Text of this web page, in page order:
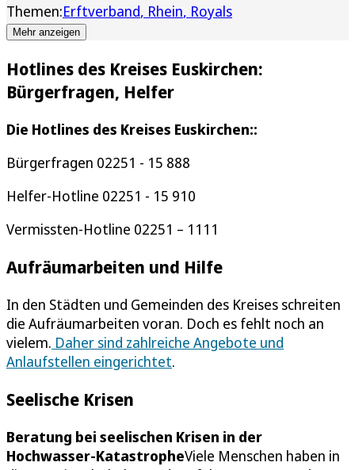
Themen:Erftverband Rhein Royals
Mehr anzeigen
Hotlines des Kreises Euskirchen:
Bürgerfragen, Helfer
Die Hotlines des Kreises Euskirchen::
Bürgerfragen 02251 - 15 888
Helfer-Hotline 02251 - 15 910
Vermissten-Hotline 02251 – 1111
Aufräumarbeiten und Hilfe
In den Städten und Gemeinden des Kreises schreiten
die Aufräumarbeiten voran. Doch es fehlt noch an
vielem. Daher sind zahlreiche Angebote und
Anlaufstellen eingerichtet.
Seelische Krisen
Beratung bei seelischen Krisen in der
Hochwasser-KatastropheViele Menschen haben in